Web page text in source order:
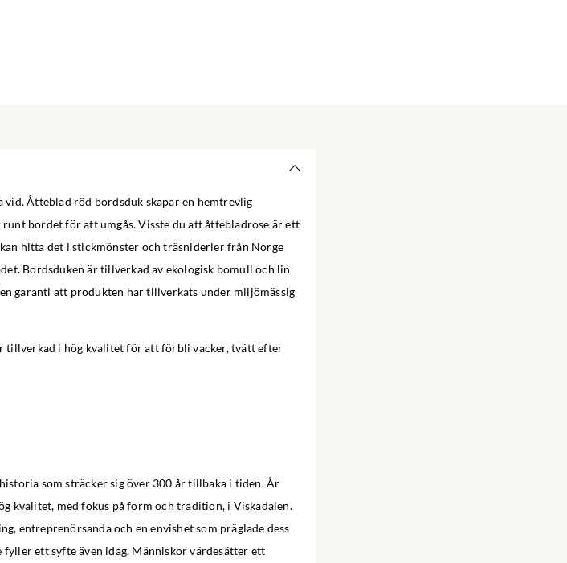
Åtteblad röd bordsduk skapar en hemtrevlig
bordet för att umgås. Visste du att åttebladrose är ett
hitta det i stickmönster och träsniderier från Norge
Bordsduken är tillverkad av ekologisk bomull och lin
garanti att produkten har tillverkats under miljömässig
tillverkad i hög kvalitet för att förbli vacker, tvätt efter
som sträcker sig över 300 år tillbaka i tiden. År
kvalitet, med fokus på form och tradition, i Viskadalen.
entreprenörsanda och en envishet som präglade dess
ett syfte även idag. Människor värdesätter ett